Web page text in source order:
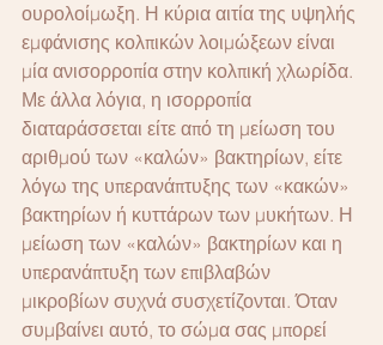
ουρολοίμωξη. Η κύρια αιτία της υψηλής
εμφάνισης κολπικών λοιμώξεων είναι
μία ανισορροπία στην κολπική χλωρίδα.
Με άλλα λόγια, η ισορροπία
διαταράσσεται είτε από τη μείωση του
αριθμού των «καλών» βακτηρίων, είτε
λόγω της υπερανάπτυξης των «κακών»
βακτηρίων ή κυττάρων των μυκήτων. Η
μείωση των «καλών» βακτηρίων και η
υπερανάπτυξη των επιβλαβών
μικροβίων συχνά συσχετίζονται. Όταν
συμβαίνει αυτό, το σώμα σας μπορεί